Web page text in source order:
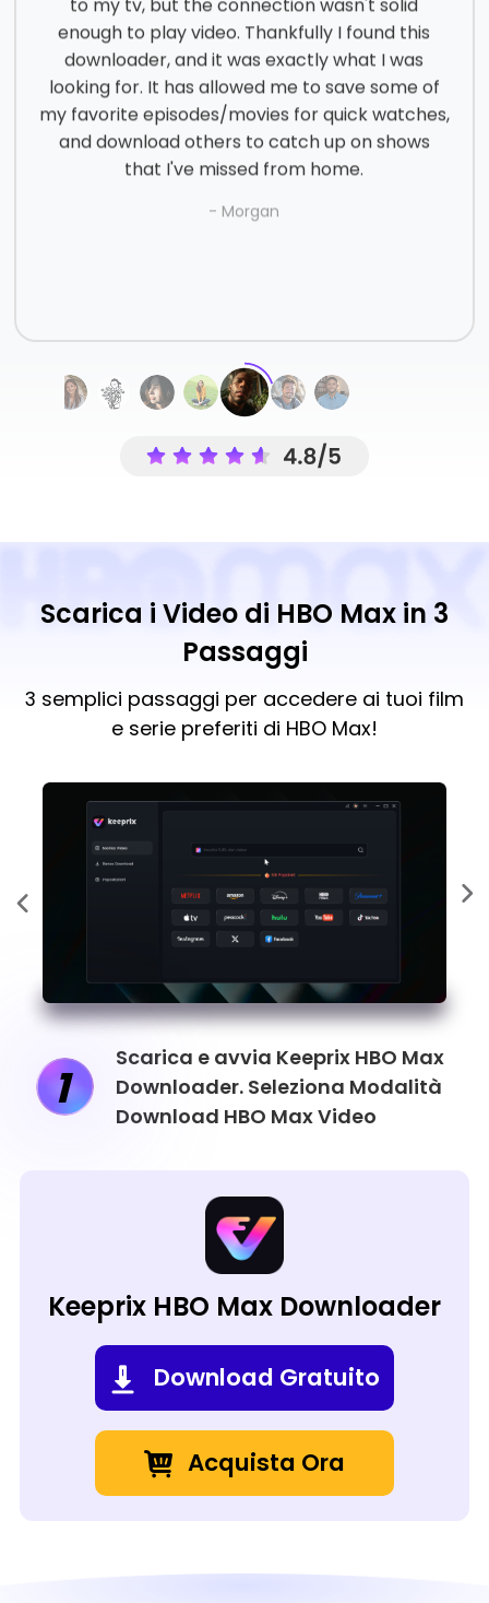
- Sherry G
- Jeremy Franklin
- Ali M
to my tv, but the connection wasn't solid
enough to play video. Thankfully I found this
downloader, and it was exactly what I was
looking for. It has allowed me to save some of
my favorite episodes/movies for quick watches,
and download others to catch up on shows
that I've missed from home.
- Morgan
Scarica i Video di HBO Max in 3
Passaggi
3 semplici passaggi per accedere ai tuoi film
e serie preferiti di HBO Max!
1
Scarica e avvia Keeprix HBO Max
Downloader. Seleziona Modalità
Download HBO Max Video
Keeprix HBO Max Downloader
Download Gratuito
Acquista Ora